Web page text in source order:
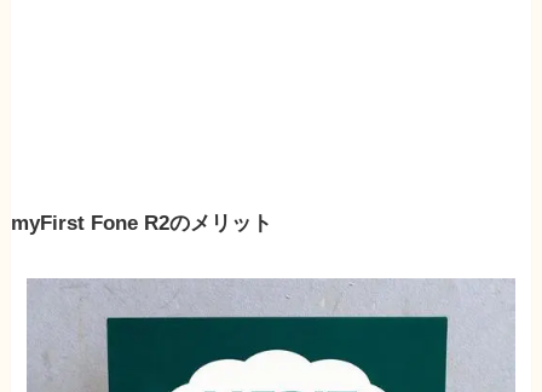
myFirst Fone R2のメリット